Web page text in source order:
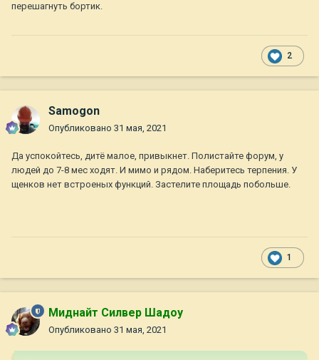
перешагнуть бортик.
2
Samogon
Опубликовано 31 мая, 2021
Да успокойтесь, дитё малое, привыкнет. Полистайте форум, у
людей до 7-8 мес ходят. И мимо и рядом. Наберитесь терпения. У
щенков нет встроеных функций. Застелите площадь побольше.
1
Миднайт Силвер Шадоу
Опубликовано 31 мая, 2021